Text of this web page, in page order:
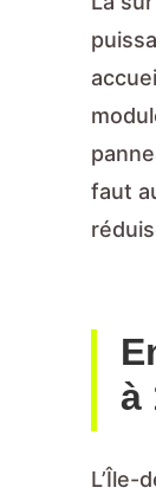
faut
à
L’Île-